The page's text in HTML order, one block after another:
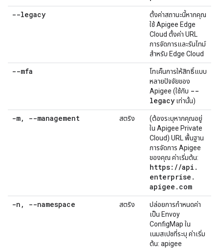
--legacy
ตั้งค่าสถานะนี้หากคุณ
ใช้ Apigee Edge
Cloud ตั้งค่า URL
การจัดการและรันไทม์
สำหรับ Edge Cloud
--mfa
โทเค็นการให้สิทธิ์แบบ
หลายปัจจัยของ
Apigee (ใช้กับ --
legacy เท่านั้น)
-m, --management สตริง
(ต้องระบุหากคุณอยู่
ใน Apigee Private
Cloud) URL พื้นฐาน
การจัดการ Apigee
ของคุณ ค่าเริ่มต้น:
https: //api .
enterprise .
apigee . com
-n , --namespace สตริง
ปล่อยการกำหนดค่า
เป็น Envoy
ConfigMap ใน
เนมสเปซที่ระบุ ค่าเริ่ม
ต้น: apigee